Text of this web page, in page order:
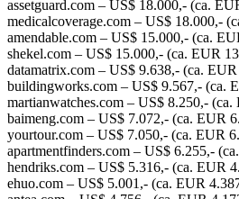
assetguard.com – US$ 18.000,- (ca.
medicalcoverage.com – US$ 18.000,-
amendable.com – US$ 15.000,- (ca.
shekel.com – US$ 15.000,- (ca. EUR
datamatrix.com – US$ 9.638,- (ca.
buildingworks.com – US$ 9.567,- (ca.
martianwatches.com – US$ 8.250,-
baimeng.com – US$ 7.072,- (ca. EUR
yourtour.com – US$ 7.050,- (ca. EUR
apartmentfinders.com – US$ 6.255,-
hendriks.com – US$ 5.316,- (ca. EUR
ehuo.com – US$ 5.001,- (ca. EUR